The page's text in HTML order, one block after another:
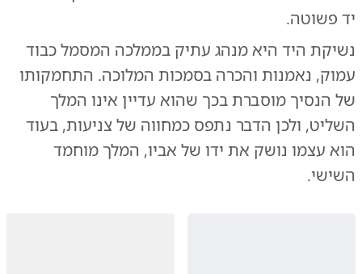
יד פשוטה.
נשיקת היד היא מנהג עתיק בממלכה המסמל כבוד
עמוק, נאמנות והכרה בסמכות המלוכה. התחמקותו
של הנסיך מוסברת בכך שהוא עדיין אינו המלך
השליט, ולכן הדבר נתפס כמחווה של צניעות, בעוד
הוא עצמו נושק את ידו של אביו, המלך מוחמד
השישי.